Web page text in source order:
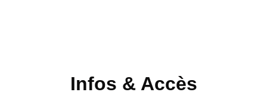
Infos & Accès